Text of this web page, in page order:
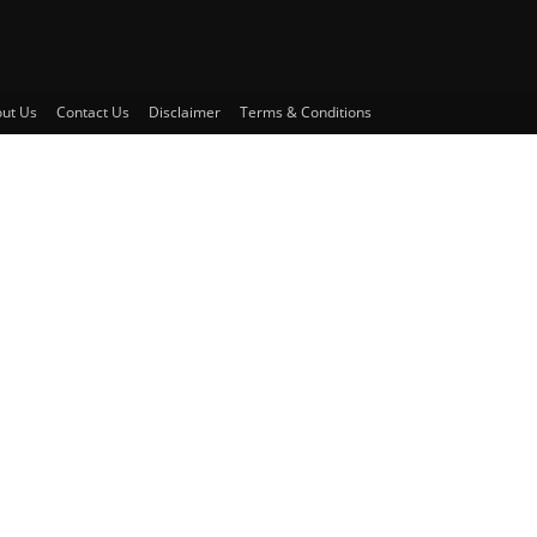
Us Contact Us Disclaimer Terms & Conditions